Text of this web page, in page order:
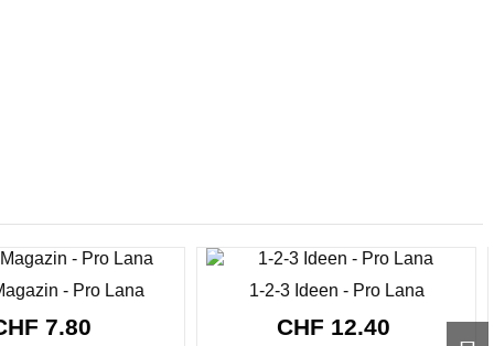
- Pro Lana
7.80
1-2-3 Ideen - Pro Lana
CHF 12.40